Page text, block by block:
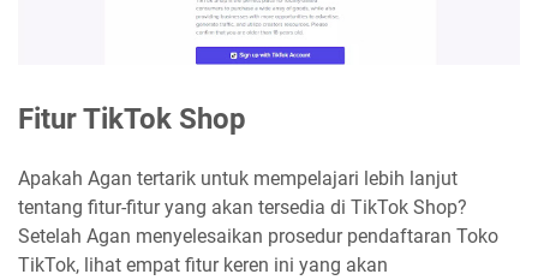
Fitur TikTok Shop
Apakah Agan tertarik untuk mempelajari lebih lanjut
tentang fitur-fitur yang akan tersedia di TikTok Shop?
Setelah Agan menyelesaikan prosedur pendaftaran Toko
TikTok, lihat empat fitur keren ini yang akan